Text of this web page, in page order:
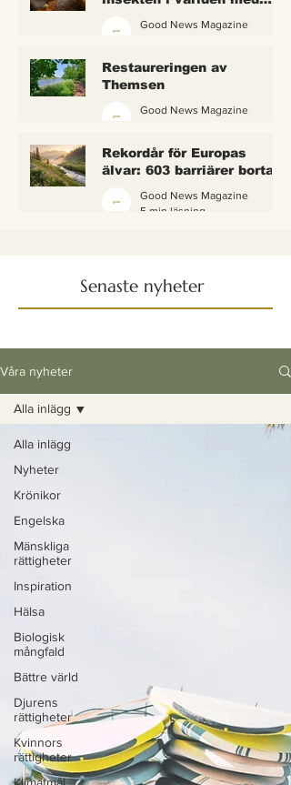
Good News Magazine
Restaureringen av
Themsen
Good News Magazine
Rekordår för Europas
älvar: 603 barriärer borta
igen
Good News Magazine
5 min läsning
Senaste nyheter
Våra nyheter
Alla inlägg
Nyheter
Krönikor
Engelska
Mänskliga
rättigheter
Inspiration
Hälsa
Biologisk
mångfald
Bättre värld
Djurens
rättigheter
Kvinnors
rättigheter
Alla inlägg